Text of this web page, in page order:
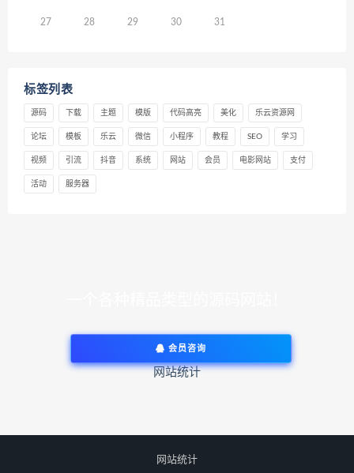
27 28 29 30 31
标签列表
源码 下载 主题 模版 代码高亮 美化 乐云资源网
论坛 模板 乐云 微信 小程序 教程 SEO 学习
视频 引流 抖音 系统 网站 会员 电影网站 支付
活动 服务器
会员咨询
网站统计
网站统计